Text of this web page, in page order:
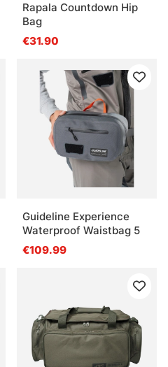
Rapala Countdown Hip
Bag
€31.90
Guideline Experience
Waterproof Waistbag 5
€109.99